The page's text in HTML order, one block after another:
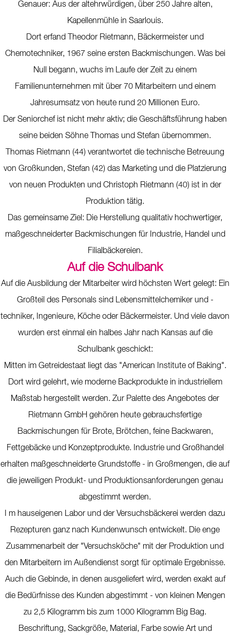
Genauer: Aus der altehrwürdigen, über 250 Jahre alten,
Kapellenmühle in Saarlouis.
Dort erfand Theodor Rietmann, Bäckermeister und
Chemotechniker, 1967 seine ersten Backmischungen. Was bei
Null begann, wuchs im Laufe der Zeit zu einem
Familienunternehmen mit über 70 Mitarbeitern und einem
Jahresumsatz von heute rund 20 Millionen Euro.
Der Seniorchef ist nicht mehr aktiv; die Geschäftsführung haben
seine beiden Söhne Thomas und Stefan übernommen.
Thomas Rietmann (44) verantwortet die technische Betreuung
von Großkunden, Stefan (42) das Marketing und die Platzierung
von neuen Produkten und Christoph Rietmann (40) ist in der
Produktion tätig.
Das gemeinsame Ziel: Die Herstellung qualitativ hochwertiger,
maßgeschneiderter Backmischungen für Industrie, Handel und
Filialbäckereien.
Auf die Schulbank
Auf die Ausbildung der Mitarbeiter wird höchsten Wert gelegt: Ein
Großteil des Personals sind Lebensmittelchemiker und -
techniker, Ingenieure, Köche oder Bäckermeister. Und viele davon
wurden erst einmal ein halbes Jahr nach Kansas auf die
Schulbank geschickt:
Mitten im Getreidestaat liegt das "American Institute of Baking".
Dort wird gelehrt, wie moderne Backprodukte in industriellem
Maßstab hergestellt werden. Zur Palette des Angebotes der
Rietmann GmbH gehören heute gebrauchsfertige
Backmischungen für Brote, Brötchen, feine Backwaren,
Fettgebäcke und Konzeptprodukte. Industrie und Großhandel
erhalten maßgeschneiderte Grundstoffe - in Großmengen, die auf
die jeweiligen Produkt- und Produktionsanforderungen genau
abgestimmt werden.
I m hauseigenen Labor und der Versuchsbäckerei werden dazu
Rezepturen ganz nach Kundenwunsch entwickelt. Die enge
Zusammenarbeit der "Versuchsköche" mit der Produktion und
den Mitarbeitern im Außendienst sorgt für optimale Ergebnisse.
Auch die Gebinde, in denen ausgeliefert wird, werden exakt auf
die Bedürfnisse des Kunden abgestimmt - von kleinen Mengen
zu 2,5 Kilogramm bis zum 1000 Kilogramm Big Bag.
Beschriftung, Sackgröße, Material, Farbe sowie Art und